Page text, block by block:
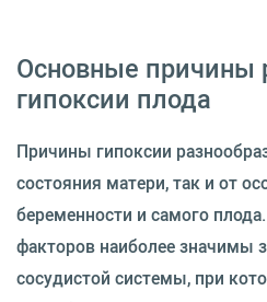
Основные причины
гипоксии плода
Причины гипоксии
состояния матери, так и от
беременности и самого
факторов наиболее значимы
сосудистой системы, при